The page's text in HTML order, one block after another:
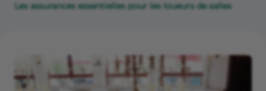
Les assurances essentielles pour les loueurs de salles